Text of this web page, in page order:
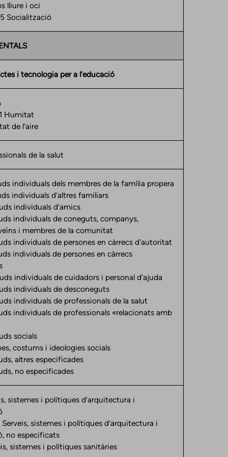
lliure i oci
i tecnologia per a l’educació
de l’aire
de la salut
individuals dels membres de la família propera
individuals d’altres familiars
individuals d’amics
individuals de coneguts, companys,
i membres de la comunitat
individuals de persones en càrrecs d'autoritat
individuals de persones en càrrecs
individuals de cuidadors i personal d’ajuda
individuals de desconeguts
individuals de professionals de la salut
individuals de professionals «relacionats amb
socials
costums i ideologies socials
altres especificades
no especificades
sistemes i polítiques d’arquitectura i
sistemes i polítiques d’arquitectura i
no especificats
sistemes i polítiques sanitàries